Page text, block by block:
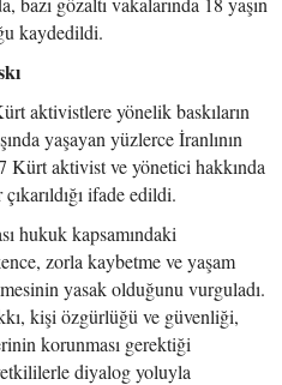
kaydedildi.
aktivistlere yönelik baskıların
yaşayan yüzlerce İranlının
Kürt aktivist ve yönetici hakkında
ifade edildi.
hukuk kapsamındaki
zorla kaybetme ve yaşam
yasak olduğunu vurguladı.
kişi özgürlüğü ve güvenliği,
korunması gerektiği
diyalog yoluyla